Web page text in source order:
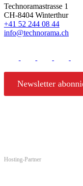
Technoramastrasse 1
CH-8404 Winterthur
+41 52 244 08 44
info@technorama.ch
Newsletter
Hosting-Partner